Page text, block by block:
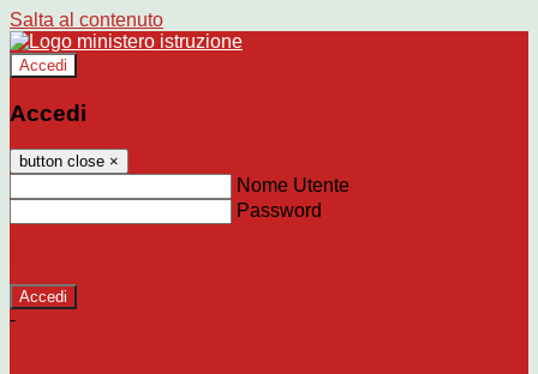
Salta al contenuto
Accedi
Accedi
button close ×
Nome Utente
Password
-